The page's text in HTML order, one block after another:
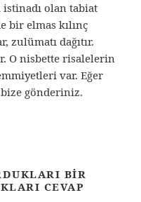
olan tabiat
bir elmas kılınç
zulümatı dağıtır.
O nisbette risalelerin
var. Eğer
bize gönderiniz.
BIR
CEVAP